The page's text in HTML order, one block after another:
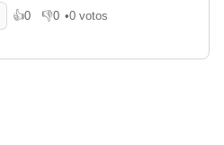
👍0
Gosto 👎0
Não gosto
•0 votos